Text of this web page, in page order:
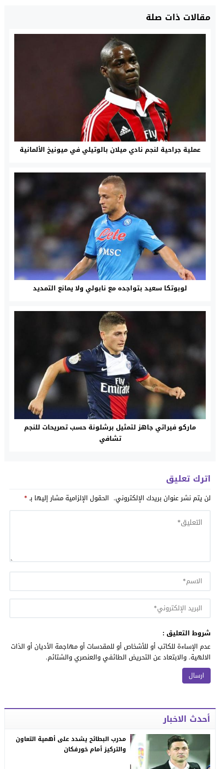
مقالات ذات صلة
عملية جراحية لنجم نادي ميلان بالوتيلي في ميونيخ الألمانية
لوبوتكا سعيد بتواجده مع نابولي ولا يمانع التمديد
ماركو فيراتي جاهز لتمثيل برشلونة حسب تصريحات للنجم
تشافي
اترك تعليق
لن يتم نشر عنوان بريدك الإلكتروني. الحقول الإلزامية مشار إليها بـ*
شروط التعليق :
عدم الإساءة للكاتب أو للأشخاص أو للمقدسات أو مهاجمة الأديان أو الذات
الالهية. والابتعاد عن التحريض الطائفي والعنصري والشتائم.
أحدث الاخبار
مدرب البطائح يشدد على أهمية التعاون
والتركيز أمام خورفكان